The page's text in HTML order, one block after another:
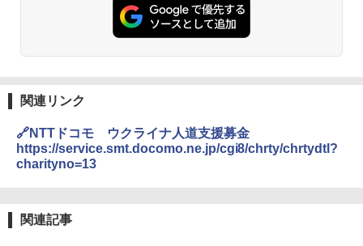
関連リンク
🔗NTTドコモ ウクライナ人道支援募金
https://service.smt.docomo.ne.jp/cgi8/chrty/chrtydtl?
charityno=13
関連記事